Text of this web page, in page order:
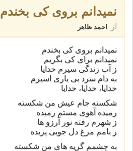
نميدانم بروی کی بخندم
از احمد ظاهر
نميدانم بروی کی بخندم
نميدانم برای کی بگريم
ز آب زندگی سيرم خدايا
به دام سرد بی ياری اسيرم
خدايا، خدايا، خدايا
شکسته جام عيش من شکسته
رميده آهوی مستم رميده
ز شهرم رفته نور آرزو ها
ز بامم مرغ دل جويی پريده
به چشمم گريه های من شکسته